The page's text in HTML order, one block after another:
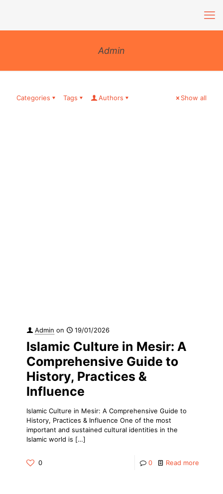
Admin
Categories Tags Authors Show all
Admin on 19/01/2026
Islamic Culture in Mesir: A
Comprehensive Guide to
History, Practices &
Influence
Islamic Culture in Mesir: A Comprehensive Guide to
History, Practices & Influence One of the most
important and sustained cultural identities in the
Islamic world is […]
0 0 Read more